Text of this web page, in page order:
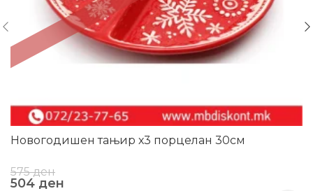
Новогодишен тањир х3 порцелан 30см
575ден
504 ден